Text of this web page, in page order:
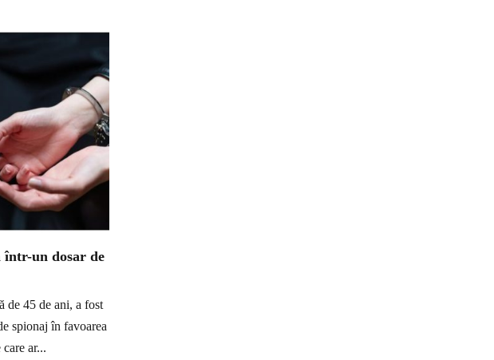
într-un dosar de
de 45 de ani, a fost
spionaj în favoarea
ar...